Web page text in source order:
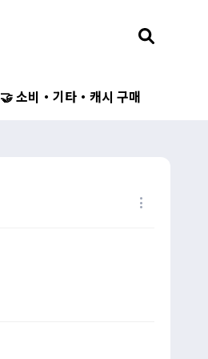
🤝 소비・기타・캐시 구매